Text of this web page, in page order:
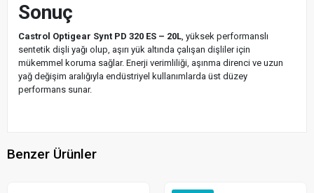
Sonuç
Castrol Optigear Synt PD 320 ES – 20L, yüksek performanslı
sentetik dişli yağı olup, aşırı yük altında çalışan dişliler için
mükemmel koruma sağlar. Enerji verimliliği, aşınma direnci ve uzun
yağ değişim aralığıyla endüstriyel kullanımlarda üst düzey
performans sunar.
Benzer Ürünler